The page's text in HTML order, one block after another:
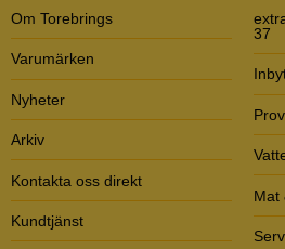
Om Torebrings
Varumärken
Nyheter
Arkiv
Kontakta oss direkt
Kundtjänst
37
Mat